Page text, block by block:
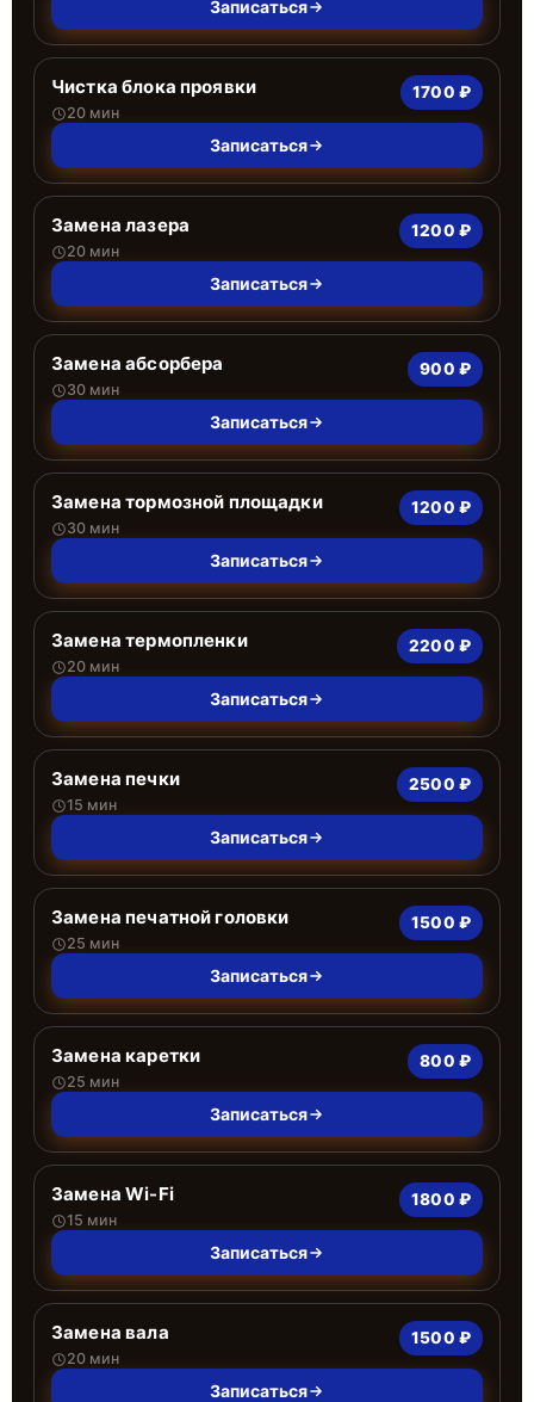
Записаться
Чистка блока проявки
20 мин
1700 ₽
Записаться
Замена лазера
20 мин
1200 ₽
Записаться
Замена абсорбера
30 мин
900 ₽
Записаться
Замена тормозной площадки
30 мин
1200 ₽
Записаться
Замена термопленки
20 мин
2200 ₽
Записаться
Замена печки
15 мин
2500 ₽
Записаться
Замена печатной головки
25 мин
1500 ₽
Записаться
Замена каретки
25 мин
800 ₽
Записаться
Замена Wi-Fi
15 мин
1800 ₽
Записаться
Замена вала
20 мин
1500 ₽
Записаться